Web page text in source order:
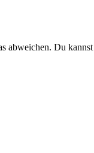
abweichen. Du